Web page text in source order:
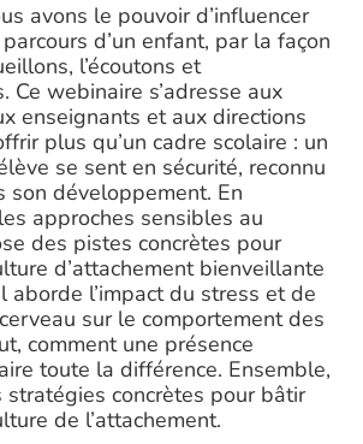
avons le pouvoir d’influencer
d’un enfant, par la façon
l’écoutons et
Ce webinaire s’adresse aux
enseignants et aux directions
plus qu’un cadre scolaire : un
se sent en sécurité, reconnu
son développement. En
approches sensibles au
des pistes concrètes pour
d’attachement bienveillante
aborde l’impact du stress et de
sur le comportement des
comment une présence
toute la différence. Ensemble,
stratégies concrètes pour bâtir
de l’attachement.